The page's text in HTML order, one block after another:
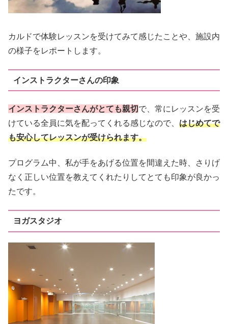
カルドで体験レッスンを受けてみて感じたことや、施設内
の様子をレポートします。
インストラクターさんの印象
インストラクターさんがとても親切 で、常にレッスンを受
けている全員に気を配ってくれる感じなので、 はじめてで
も安心してレッスンが受けられます。
プログラム中、私が手をあげる位置を間違えた時、さりげ
なく正しい位置を教えてくれたりしてとても印象が良かっ
たです。
ヨガスタジオ